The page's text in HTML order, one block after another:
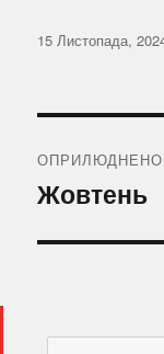
Оприлюднено
15 Листопада,
записів
ОПРИЛЮДНЕНО
Жовтень